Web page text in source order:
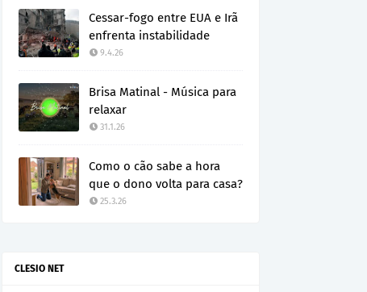
Cessar-fogo entre EUA e Irã
enfrenta instabilidade
9.4.26
Brisa Matinal - Música para
relaxar
31.1.26
Como o cão sabe a hora
que o dono volta para casa?
25.3.26
CLESIO NET